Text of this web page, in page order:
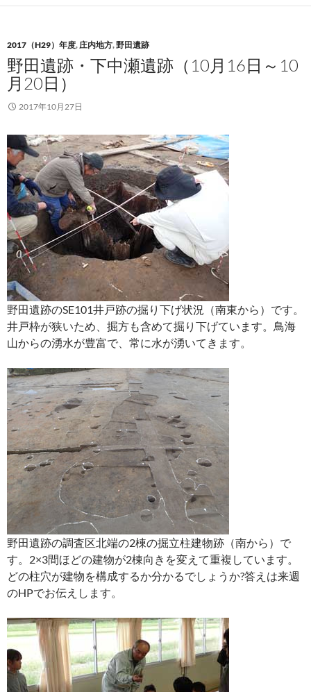
2017（H29）年度,庄内地方,野田遺跡
野田遺跡・下中瀬遺跡（10月16日～10
月20日）
2017年10月27日
野田遺跡のSE101井戸跡の掘り下げ状況（南東から）です。
井戸枠が狭いため、掘方も含めて掘り下げています。鳥海
山からの湧水が豊富で、常に水が湧いてきます。
野田遺跡の調査区北端の2棟の掘立柱建物跡（南から）で
す。2×3間ほどの建物が2棟向きを変えて重複しています。
どの柱穴が建物を構成するか分かるでしょうか?答えは来週
のHPでお伝えします。